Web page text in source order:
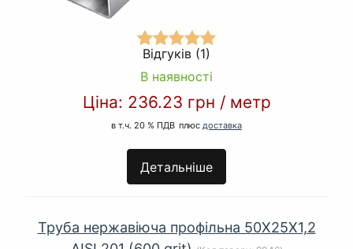
Відгуків (1)
В наявності
Ціна: 236.23 грн / метр
в т.ч. 20 % ПДВ плюс доставка
Детальніше
Труба нержавіюча профільна 50Х25Х1,2